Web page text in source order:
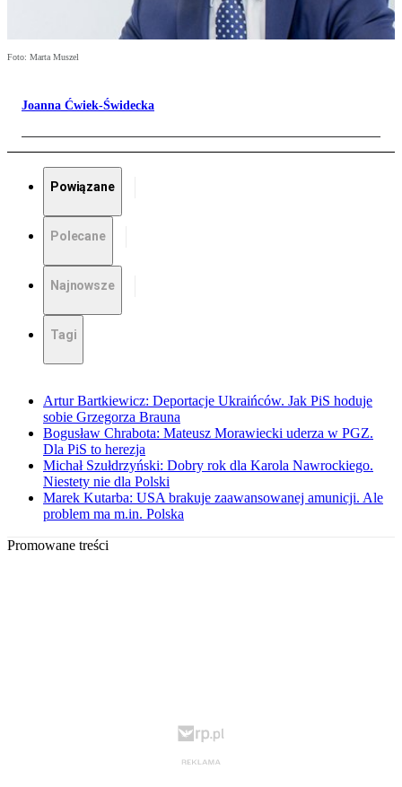
Foto: Marta Muszel
Joanna Ćwiek-Świdecka
Powiązane
Polecane
Najnowsze
Tagi
Artur Bartkiewicz: Deportacje Ukraińców. Jak PiS hoduje
sobie Grzegorza Brauna
Bogusław Chrabota: Mateusz Morawiecki uderza w PGZ.
Dla PiS to herezja
Michał Szułdrzyński: Dobry rok dla Karola Nawrockiego.
Niestety nie dla Polski
Marek Kutarba: USA brakuje zaawansowanej amunicji. Ale
problem ma m.in. Polska
Promowane treści